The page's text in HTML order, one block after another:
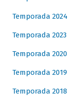
Temporada 2024
Temporada 2023
Temporada 2020
Temporada 2019
Temporada 2018